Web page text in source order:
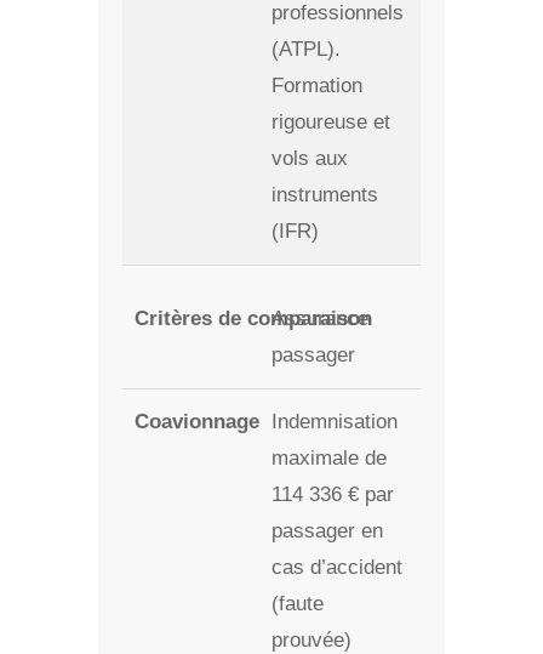
professionnels
(ATPL).
Formation
rigoureuse et
vols aux
instruments
(IFR)
Assurance
passager
Indemnisation
maximale de
114 336 € par
passager en
cas d’accident
(faute
prouvée)